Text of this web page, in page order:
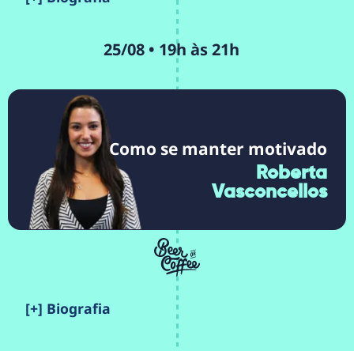
25/08 • 19h às 21h
Como se manter motivado
Roberta
Vasconcellos
[+] Biografia